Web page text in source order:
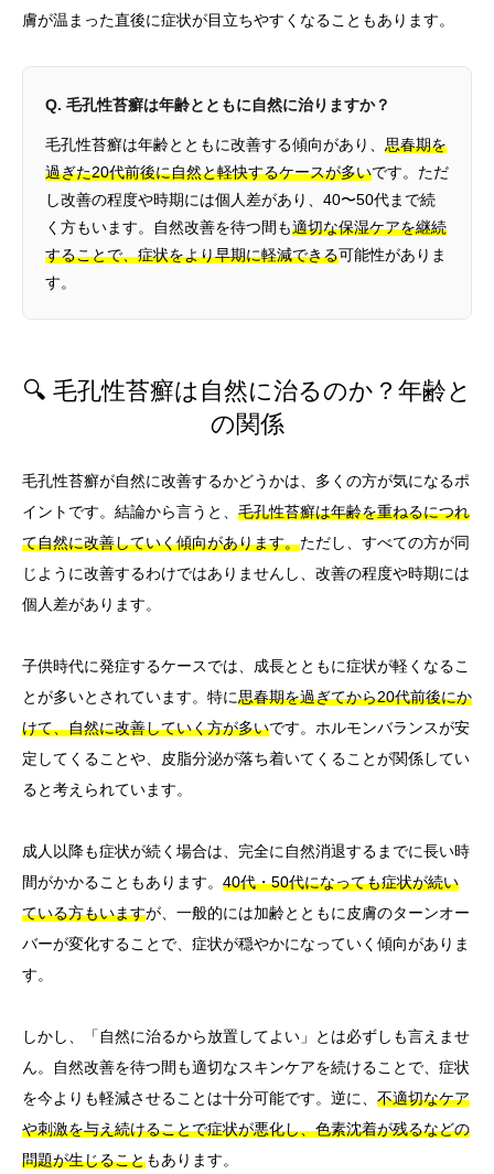
膚が温まった直後に症状が目立ちやすくなることもあります。
Q. 毛孔性苔癬は年齢とともに自然に治りますか？
毛孔性苔癬は年齢とともに改善する傾向があり、 思春期を
過ぎた20代前後に自然と軽快するケースが多いです。ただ
し改善の程度や時期には個人差があり、40〜50代まで続
く方もいます。自然改善を待つ間も適切な保湿ケアを継続
することで、症状をより早期に軽減できる可能性がありま
す。
🔍 毛孔性苔癬は自然に治るのか？年齢と
の関係
毛孔性苔癬が自然に改善するかどうかは、多くの方が気になるポ
イントです。結論から言うと、 毛孔性苔癬は年齢を重ねるにつれ
て自然に改善していく傾向があります。ただし、すべての方が同
じように改善するわけではありませんし、改善の程度や時期には
個人差があります。
子供時代に発症するケースでは、成長とともに症状が軽くなるこ
とが多いとされています。特に思春期を過ぎてから20代前後にか
けて、自然に改善していく方が多いです。ホルモンバランスが安
定してくることや、皮脂分泌が落ち着いてくることが関係してい
ると考えられています。
成人以降も症状が続く場合は、完全に自然消退するまでに長い時
間がかかることもあります。 40代・50代になっても症状が続い
ている方もいますが、一般的には加齢とともに皮膚のターンオー
バーが変化することで、症状が穏やかになっていく傾向がありま
す。
しかし、「自然に治るから放置してよい」とは必ずしも言えませ
ん。自然改善を待つ間も適切なスキンケアを続けることで、症状
を今よりも軽減させることは十分可能です。逆に、 不適切なケア
や刺激を与え続けることで症状が悪化し、色素沈着が残るなどの
問題が生じることもあります。